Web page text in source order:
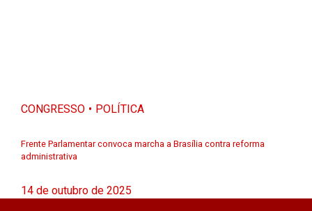
CONGRESSO POLÍTICA
Frente Parlamentar convoca marcha a Brasília contra reforma
administrativa
14 de outubro de 2025